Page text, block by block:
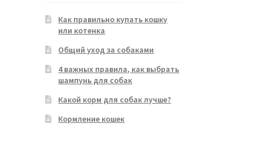
Как правильно купать кошку
или котенка
Общий уход за собаками
4 важных правила, как выбрать
шампунь для собак
Какой корм для собак лучше?
Кормление кошек